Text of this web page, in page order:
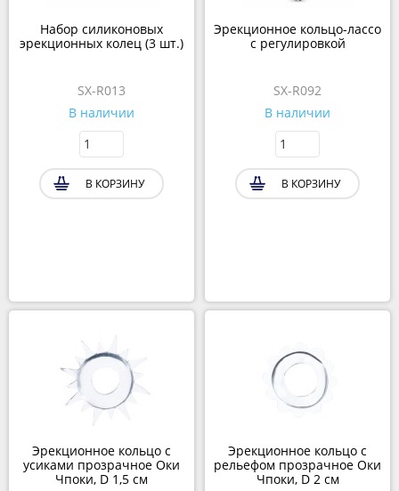
Набор силиконовых
эрекционных колец (3 шт.)
SX-R013
В наличии
В КОРЗИНУ
Эрекционное кольцо-лассо
с регулировкой
SX-R092
В наличии
В КОРЗИНУ
Эрекционное кольцо с
усиками прозрачное Оки
Чпоки, D 1,5 см
Эрекционное кольцо с
рельефом прозрачное Оки
Чпоки, D 2 см